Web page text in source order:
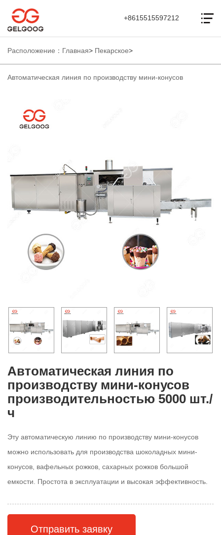
+8615515597212
Расположение： Главная> Пекарское>
Автоматическая линия по производству мини-конусов
Автоматическая линия по
производству мини-конусов
производительностью 5000 шт./
ч
Эту автоматическую линию по производству мини-конусов
можно использовать для производства шоколадных мини-
конусов, вафельных рожков, сахарных рожков большой
емкости. Простота в эксплуатации и высокая эффективность.
Отправить заявку